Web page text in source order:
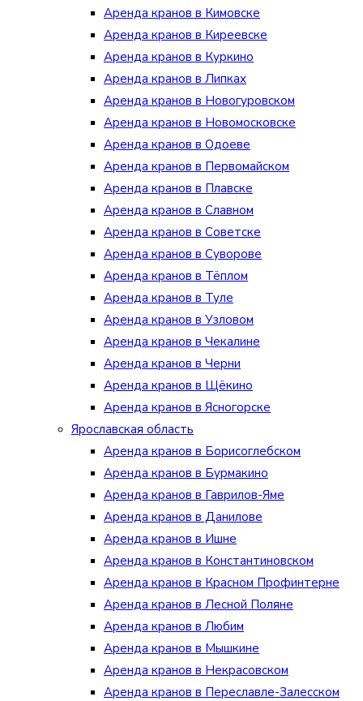
Аренда кранов в Кимовске
Аренда кранов в Киреевске
Аренда кранов в Куркино
Аренда кранов в Липках
Аренда кранов в Новогуровском
Аренда кранов в Новомосковске
Аренда кранов в Одоеве
Аренда кранов в Первомайском
Аренда кранов в Плавске
Аренда кранов в Славном
Аренда кранов в Советске
Аренда кранов в Суворове
Аренда кранов в Тёплом
Аренда кранов в Туле
Аренда кранов в Узловом
Аренда кранов в Чекалине
Аренда кранов в Черни
Аренда кранов в Щёкино
Аренда кранов в Ясногорске
Ярославская область
Аренда кранов в Борисоглебском
Аренда кранов в Бурмакино
Аренда кранов в Гаврилов-Яме
Аренда кранов в Данилове
Аренда кранов в Ишне
Аренда кранов в Константиновском
Аренда кранов в Красном Профинтерне
Аренда кранов в Лесной Поляне
Аренда кранов в Любим
Аренда кранов в Мышкине
Аренда кранов в Некрасовском
Аренда кранов в Переславле-Залесском